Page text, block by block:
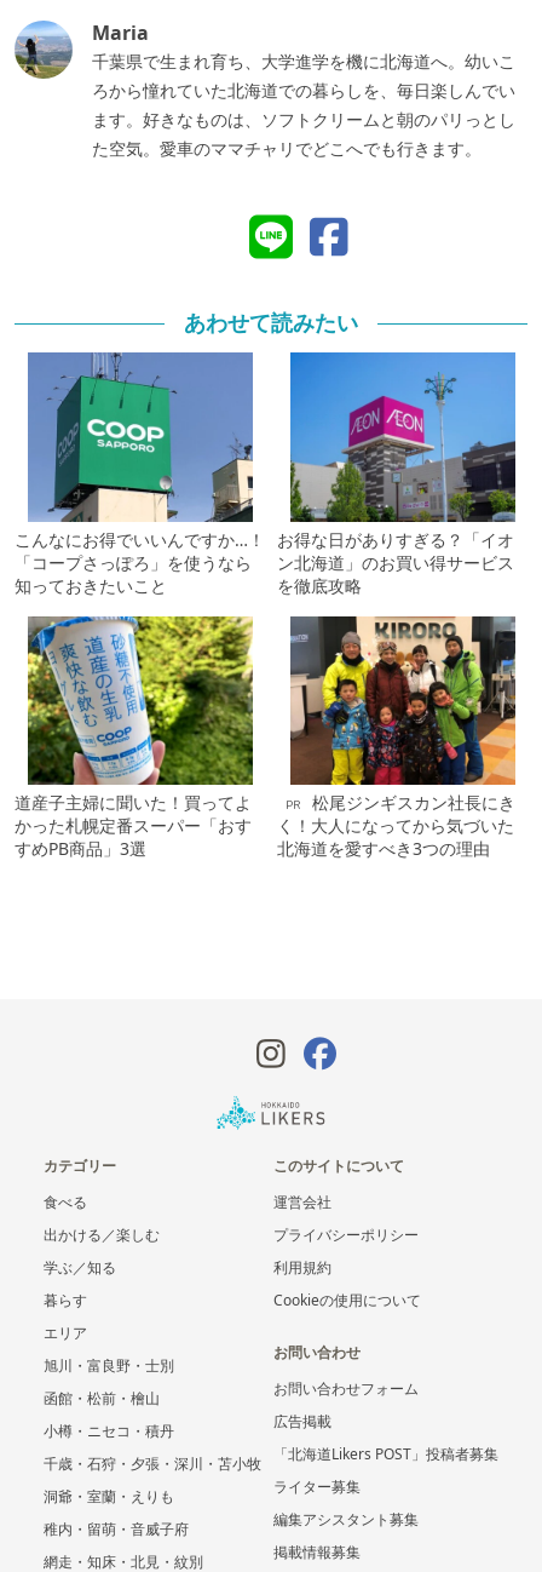
Maria
千葉県で生まれ育ち、大学進学を機に北海道へ。幼いこ
ろから憧れていた北海道での暮らしを、毎日楽しんでい
ます。好きなものは、ソフトクリームと朝のパリっとし
た空気。愛車のママチャリでどこへでも行きます。
あわせて読みたい
こんなにお得でいいんですか…！
「コープさっぽろ」を使うなら
知っておきたいこと
お得な日がありすぎる？「イオ
ン北海道」のお買い得サービス
を徹底攻略
道産子主婦に聞いた！買ってよ
かった札幌定番スーパー「おす
すめPB商品」3選
PR
松尾ジンギスカン社長にき
く！大人になってから気づいた
北海道を愛すべき3つの理由
カテゴリー
食べる
出かける／楽しむ
学ぶ／知る
暮らす
エリア
旭川・富良野・士別
函館・松前・檜山
小樽・ニセコ・積丹
千歳・石狩・夕張・深川・苫小牧
洞爺・室蘭・えりも
稚内・留萌・音威子府
網走・知床・北見・紋別
このサイトについて
運営会社
プライバシーポリシー
利用規約
Cookieの使用について
お問い合わせ
お問い合わせフォーム
広告掲載
「北海道Likers POST」投稿者募集
ライター募集
編集アシスタント募集
掲載情報募集